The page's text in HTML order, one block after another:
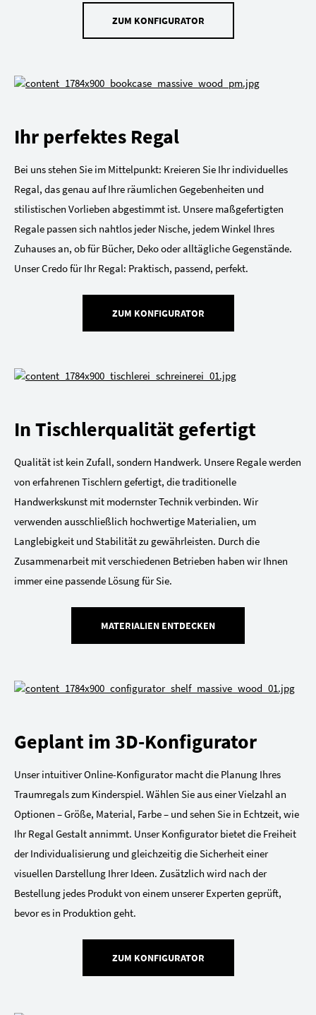
ZUM KONFIGURATOR
Ihr perfektes Regal
Bei uns stehen Sie im Mittelpunkt: Kreieren Sie Ihr individuelles
Regal, das genau auf Ihre räumlichen Gegebenheiten und
stilistischen Vorlieben abgestimmt ist. Unsere maßgefertigten
Regale passen sich nahtlos jeder Nische, jedem Winkel Ihres
Zuhauses an, ob für Bücher, Deko oder alltägliche Gegenstände.
Unser Credo für Ihr Regal: Praktisch, passend, perfekt.
ZUM KONFIGURATOR
In Tischlerqualität gefertigt
Qualität ist kein Zufall, sondern Handwerk. Unsere Regale werden
von erfahrenen Tischlern gefertigt, die traditionelle
Handwerkskunst mit modernster Technik verbinden. Wir
verwenden ausschließlich hochwertige Materialien, um
Langlebigkeit und Stabilität zu gewährleisten. Durch die
Zusammenarbeit mit verschiedenen Betrieben haben wir Ihnen
immer eine passende Lösung für Sie.
MATERIALIEN ENTDECKEN
Geplant im 3D-Konfigurator
Unser intuitiver Online-Konfigurator macht die Planung Ihres
Traumregals zum Kinderspiel. Wählen Sie aus einer Vielzahl an
Optionen – Größe, Material, Farbe – und sehen Sie in Echtzeit, wie
Ihr Regal Gestalt annimmt. Unser Konfigurator bietet die Freiheit
der Individualisierung und gleichzeitig die Sicherheit einer
visuellen Darstellung Ihrer Ideen. Zusätzlich wird nach der
Bestellung jedes Produkt von einem unserer Experten geprüft,
bevor es in Produktion geht.
ZUM KONFIGURATOR